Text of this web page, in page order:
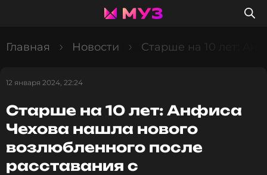
Главная Новости Старше на 10 лет:
12 января 2024, 22:24
Старше на 10 лет: Анфиса
Чехова нашла нового
возлюбленного после
расставания с